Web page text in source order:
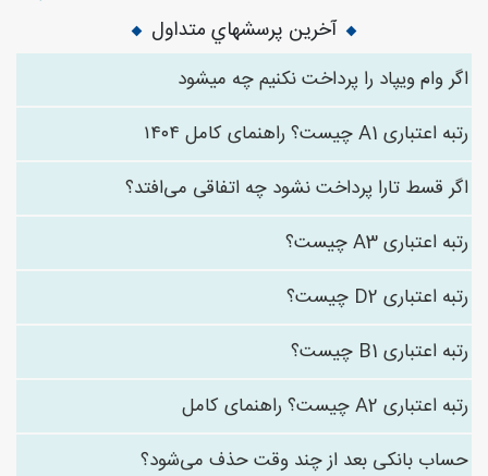
آخرین پرسشهاي متداول
اگر وام ویپاد را پرداخت نکنیم چه میشود
رتبه اعتباری A1 چیست؟ راهنمای کامل ۱۴۰۴
اگر قسط تارا پرداخت نشود چه اتفاقی می‌افتد؟
رتبه اعتباری A3 چیست؟
رتبه اعتباری D2 چیست؟
رتبه اعتباری B1 چیست؟
رتبه اعتباری A2 چیست؟ راهنمای کامل
حساب بانکی بعد از چند وقت حذف می‌شود؟